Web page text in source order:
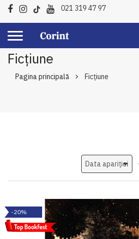
021 319 47 97
Ficțiune
Pagina principală Ficțiune
-20%